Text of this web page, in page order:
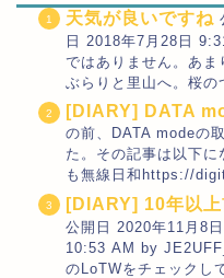
天気が良いですね
日 2018年7月28日
ではありません。あ
ぶらりと里山へ。桜の
[DIARY] DATA
の前、DATA modeの
た。その記事は以下に
も無線日和https://
[DIARY] 10年以
公開日 2020年11月8
10:53 AM by
のLoTWをチェックし